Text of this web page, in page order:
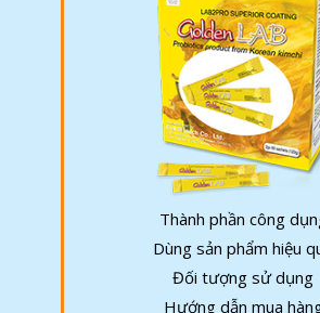
Thành phần công
Dùng sản phẩm hiệu
Đối tượng sử dụng
Hướng dẫn mua